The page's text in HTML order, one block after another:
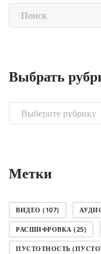
Выбрать
Выбрать
рубрику
Метки
ВИДЕО (107)
РАСШИФРОВКА (25)
ПУСТОТНОСТЬ